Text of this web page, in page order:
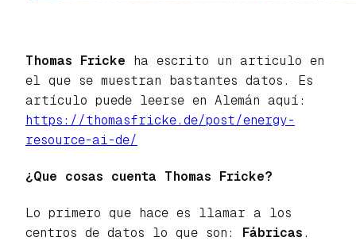
Thomas Fricke ha escrito un articulo en
el que se muestran bastantes datos. Es
artículo puede leerse en Alemán aquí:
https://thomasfricke.de/post/energy-
resource-ai-de/
¿Que cosas cuenta Thomas Fricke?
Lo primero que hace es llamar a los
centros de datos lo que son: Fábricas .